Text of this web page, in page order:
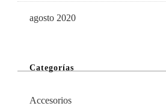
agosto 2020
Categorías
Accesorios